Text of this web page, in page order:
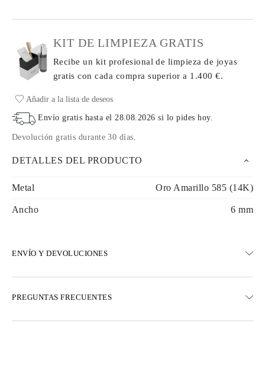
KIT DE LIMPIEZA GRATIS
Recibe un kit profesional de limpieza de joyas
gratis con cada comprasuperior a 1.400 €.
Añadir a la lista de deseos
Envío gratis hasta el28.08.2026 si lo pides hoy.
Devolución gratis durante 30 días.
DETALLES DEL PRODUCTO
Metal Oro Amarillo 585 (14K)
Ancho 6 mm
ENVÍO Y DEVOLUCIONES
Opciones de entrega exprés también están disponibles
PREGUNTAS FRECUENTES